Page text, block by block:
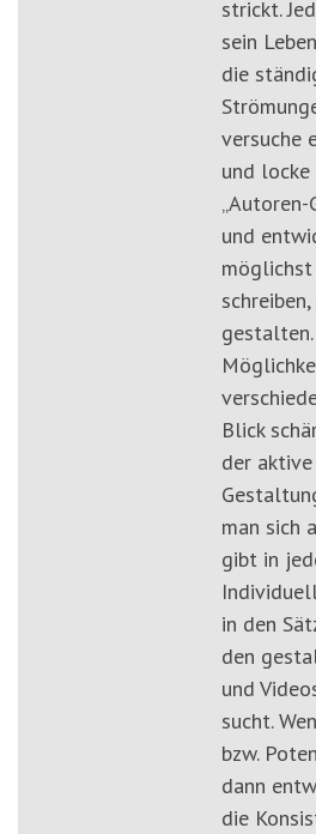
strickt.
sein
die
versuche
und locke
„Autoren-
und
möglichst
Blick
der
man sich
gibt in
in den
den
und
sucht.
bzw.
dann
die